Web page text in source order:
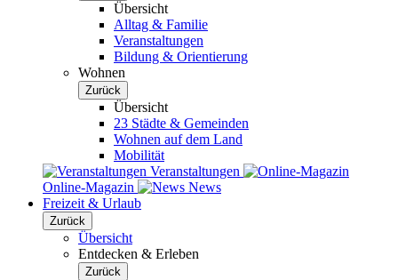
Übersicht
Alltag & Familie
Veranstaltungen
Bildung & Orientierung
Wohnen
Zurück
Übersicht
23 Städte & Gemeinden
Wohnen auf dem Land
Mobilität
Veranstaltungen
Online-Magazin
News
Freizeit & Urlaub
Zurück
Übersicht
Entdecken & Erleben
Zurück